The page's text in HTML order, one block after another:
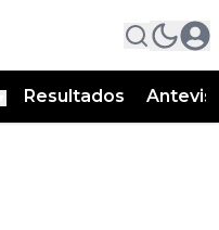
Resultados